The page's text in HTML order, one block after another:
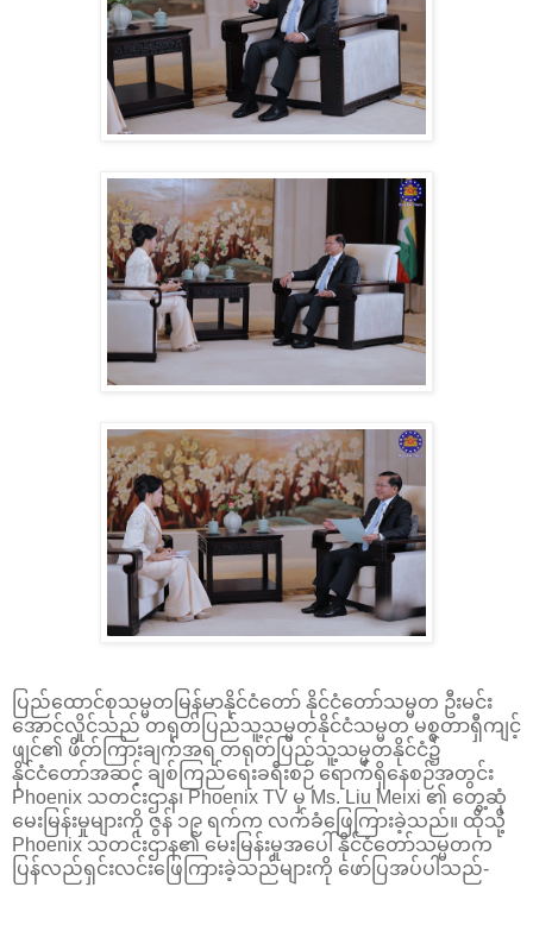
ပြည်ထောင်စုသမ္မတမြန်မာနိုင်ငံတော် နိုင်ငံတော်သမ္မတ ဦးမင်း
အောင်လှိုင်သည် တရုတ်ပြည်သူ့သမ္မတနိုင်ငံသမ္မတ မစ္စတာရှီကျင့်
ဖျင်၏ ဖိတ်ကြားချက်အရ တရုတ်ပြည်သူ့သမ္မတနိုင်ငံ၌
နိုင်ငံတော်အဆင့် ချစ်ကြည်ရေးခရီးစဉ် ရောက်ရှိနေစဉ်အတွင်း
Phoenix သတင်းဌာန၊ Phoenix TV မှ Ms. Liu Meixi ၏ တွေ့ဆုံ
မေးမြန်းမှုများကို ဇွန် ၁၉ ရက်က လက်ခံဖြေကြားခဲ့သည်။ ထိုသို့
Phoenix သတင်းဌာန၏ မေးမြန်းမှုအပေါ် နိုင်ငံတော်သမ္မတက
ပြန်လည်ရှင်းလင်းဖြေကြားခဲ့သည်များကို ဖော်ပြအပ်ပါသည်-